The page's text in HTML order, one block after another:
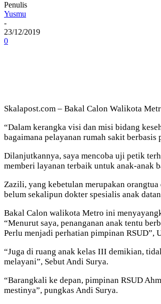
Penulis
Yusmu
-
23/12/2019
0
Skalapost.com – Bakal Calon Walikota
“Dalam kerangka visi dan misi bidang
bagaimana pelayanan rumah sakit
Dilanjutkannya, saya mencoba uji petik
memberi layanan terbaik untuk anak-anak
Zazili, yang kebetulan merupakan
belum sekalipun dokter spesialis anak
Bakal Calon walikota Metro ini
“Menurut saya, penanganan anak tentu
Perlu menjadi perhatian pimpinan RSUD”,
“Juga di ruang anak kelas III demikian,
melayani”, Sebut Andi Surya.
“Barangkali ke depan, pimpinan RSUD
mestinya”, pungkas Andi Surya.